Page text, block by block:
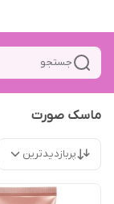
جستجو
ماسک صورت
پربازدیدترین